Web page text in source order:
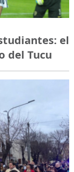
el
del Tucu